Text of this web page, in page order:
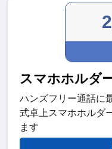
スマホホルダ
ハンズフリー通話に
式卓上スマホホルダ
ます